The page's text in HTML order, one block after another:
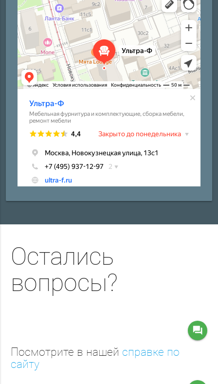
Остались
вопросы?
question_answer
Посмотрите в нашей справке по
сайту